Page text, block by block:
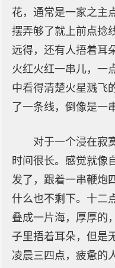
花，通常是一家之主
摆弄够了就上前点捻
远得，还有人捂着耳
火红火红一串儿，一
中看得清楚火星溅飞
了一条线，倒像是一
对于一个浸在寂
时间很长。感觉就像
发了，跟着一串鞭炮
什么也不剩下。十二
叠成一片海，厚厚的
子里捂着耳朵，但是
凌晨三四点，疲惫的